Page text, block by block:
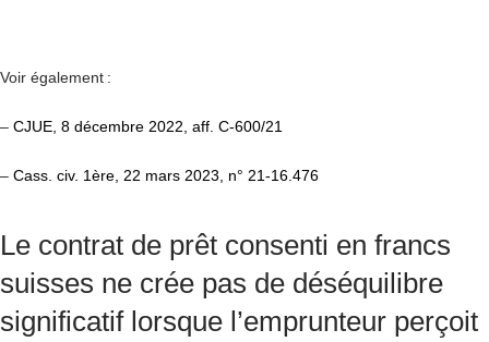
Voir également :
– CJUE, 8 décembre 2022, aff. C-600/21
– Cass. civ. 1ère, 22 mars 2023, n° 21-16.476
Le contrat de prêt consenti en francs
suisses ne crée pas de déséquilibre
significatif lorsque l’emprunteur perçoit